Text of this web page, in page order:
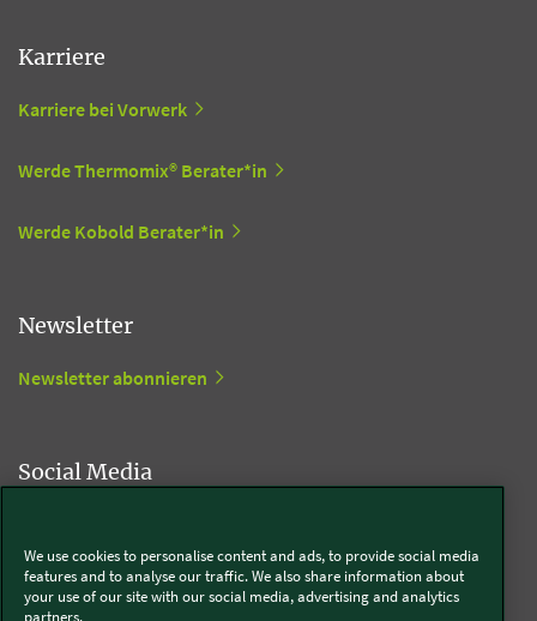
Karriere
Karriere bei Vorwerk
Werde Thermomix® Berater*in
Werde Kobold Berater*in
Newsletter
Newsletter abonnieren
Social Media
We use cookies to personalise content and ads, to provide social media
features and to analyse our traffic. We also share information about
your use of our site with our social media, advertising and analytics
partners.